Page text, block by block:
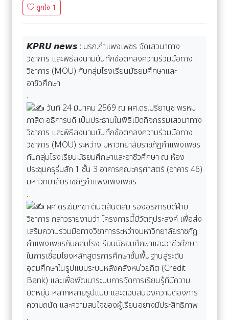
ถูกใจ 1
𝙆𝙋𝙍𝙐 𝙣𝙚𝙬𝙨 : มรภ.กำแพงเพชร จัดเสวนาทาง
วิชาการ และพิธีลงนามบันทึกข้อตกลงความร่วมมือทาง
วิชาการ (MOU) กับกลุ่มโรงเรียนมัธยมศึกษาและ
อาชีวศึกษา
.
วันที่ 24 มีนาคม 2569 ณ ผศ.ดร.ปรียานุช พรหม
ภาสิต อธิการบดี เป็นประธานในพิธีเปิดกิจกรรมเสวนาทาง
วิชาการ และพิธีลงนามบันทึกข้อตกลงความร่วมมือทาง
วิชาการ (MOU) ระหว่าง มหาวิทยาลัยราชภัฏกำแพงเพชร
กับกลุ่มโรงเรียนมัธยมศึกษาและอาชีวศึกษา ณ ห้อง
ประชุมครุร่มสัก 1 ชั้น 3 อาคารคณะครุศาสตร์ (อาคาร 46)
มหาวิทยาลัยราชภัฏกำแพงเพงเพชร
.
ผศ.ดร.ฆัมภิชา ตันติสันติสม รองอธิการบดีฝ่าย
วิชาการ กล่าวรายงานว่า โครงการนี้มีวัตถุประสงค์ เพื่อส่ง
เสริมความร่วมมือทางวิชาการระหว่างมหาวิทยาลัยราชภัฏ
กำแพงเพชรกับกลุ่มโรงเรียนมัธยมศึกษาและอาชีวศึกษา
ในการเชื่อมโยงหลักสูตรการศึกษาขั้นพื้นฐานสู่ระดับ
อุดมศึกษาในรูปแบบระบบหลังคลังหน่วยกิต (Credit
Bank) และเพื่อพัฒนาระบบการจัดการเรียนรู้ที่มีความ
ยืดหยุ่น หลากหลายรูปแบบ และตอบสนองความต้องการ
ความถนัด และความสนใจของผู้เรียนอย่างมีประสิทธิภาพ
.